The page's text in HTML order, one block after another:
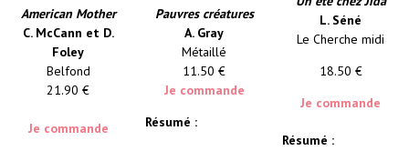
American Mother
C. McCann et D.
Foley
Belfond
21.90 €
Je commande
Pauvres créatures
A. Gray
Métaillé
11.50 €
Je commande
Résumé :
L. Séné
Le Cherche midi
18.50 €
Je commande
Résumé :